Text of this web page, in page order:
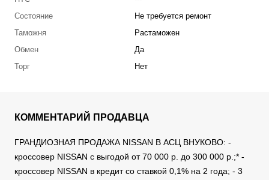
Состояние
Не требуется ремонт
Таможня
Растаможен
Обмен
Да
Торг
Нет
КОММЕНТАРИЙ ПРОДАВЦА
ГРАНДИОЗНАЯ ПРОДАЖА NISSAN В АСЦ ВНУКОВО: -
кроссовер NISSAN с выгодой от 70 000 р. до 300 000 р.;* -
кроссовер NISSAN в кредит со ставкой 0,1% на 2 года; - 3